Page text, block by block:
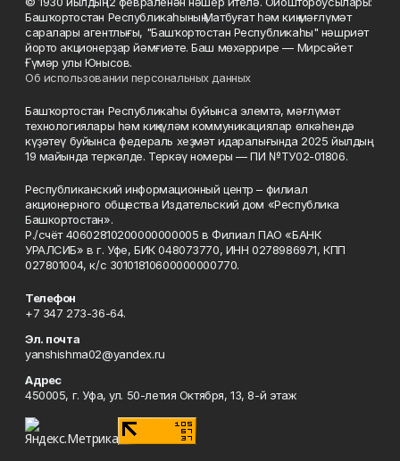
Башҡортостан Республикаһының Матбуғат һәм киң мәғлүмәт
саралары агентлығы, "Башҡортостан Республикаһы" нәшриәт
йорто акционерҙар йәмғиәте. Баш мөхәррире — Мирсәйет
Ғүмәр улы Юнысов.
Об использовании персональных данных
Башҡортостан Республикаһы буйынса элемтә, мәғлүмәт
технологиялары һәм киңкүләм коммуникациялар өлкәһендә
күҙәтеү буйынса федераль хеҙмәт идаралығында 2025 йылдың
19 майында теркәлде. Теркәү номеры — ПИ №ТУ02-01806.
Республиканский информационный центр – филиал
акционерного общества Издательский дом «Республика
Башкортостан».
Р./счёт 40602810200000000005 в Филиал ПАО «БАНК
УРАЛСИБ» в г. Уфе, БИК 048073770, ИНН 0278986971, КПП
027801004, к/с 30101810600000000770.
Телефон
+7 347 273-36-64.
Эл. почта
yanshishma02@yandex.ru
Адрес
450005, г. Уфа, ул. 50-летия Октября, 13, 8-й этаж